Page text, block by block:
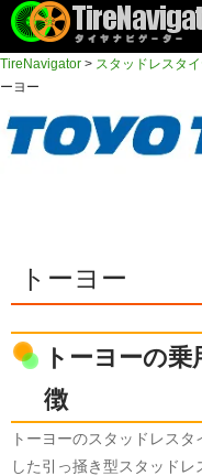
TireNavigator
検
索コ
ン
ン
ツ
TireNavigator > スタッドレスタ
ーヨー
トーヨー
トーヨーの
徴
トーヨーのスタッドレス
した引っ掻き型スタッド